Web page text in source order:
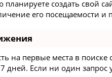
создать свой
его посещаемости
на первые места в
дней. Если ни один запрос